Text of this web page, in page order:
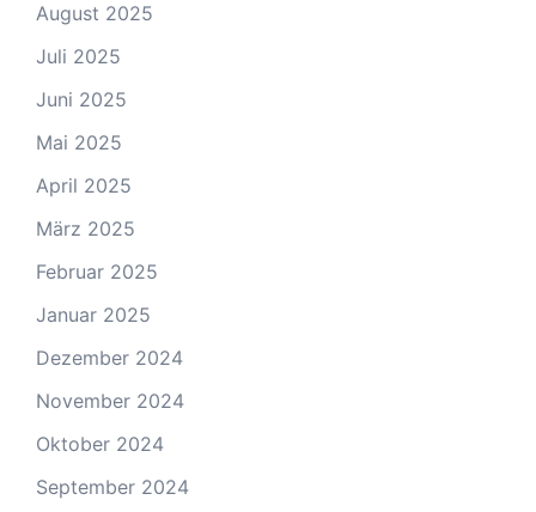
August 2025
Juli 2025
Juni 2025
Mai 2025
April 2025
März 2025
Februar 2025
Januar 2025
Dezember 2024
November 2024
Oktober 2024
September 2024